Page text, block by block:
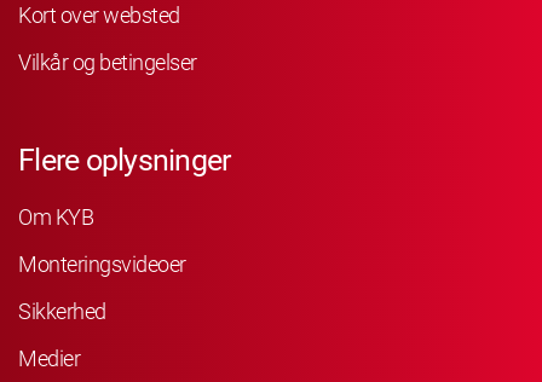
Kort over websted
Vilkår og betingelser
Flere oplysninger
Om KYB
Monteringsvideoer
Sikkerhed
Medier